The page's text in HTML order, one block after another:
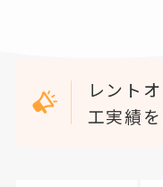
レント
工実績を